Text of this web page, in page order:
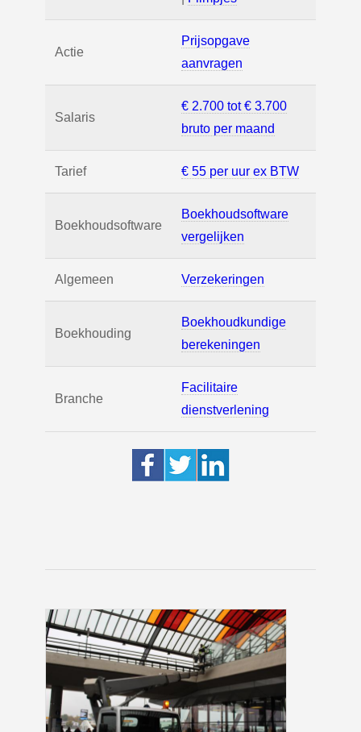
Actie
Prijsopgave
aanvragen
Salaris
€ 2.700 tot € 3.700
bruto per maand
Tarief € 55 per uur ex BTW
Boekhoudsoftware
Boekhoudsoftware
vergelijken
Algemeen Verzekeringen
Boekhouding
Boekhoudkundige
berekeningen
Branche
Facilitaire
dienstverlening